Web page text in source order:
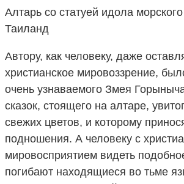
Алтарь со статуей идола
Таиланд
Автору, как человеку, даже
христианское мировоззрение,
очень узнаваемого Змея
сказок, стоящего на алтаре,
свежих цветов, и которому
подношения. А человеку с
мировосприятием видеть
погибают находящиеся во тьме